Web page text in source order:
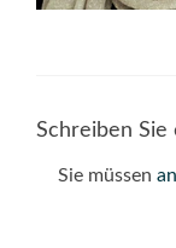
Schreiben
Sie müssen